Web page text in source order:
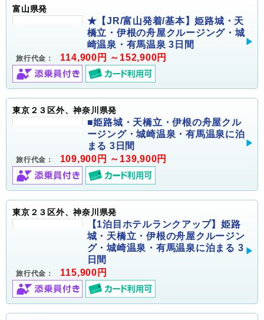
富山県発
★【JR/富山発着/基本】姫路城・天
橋立・伊根の舟屋クルージング・城
崎温泉・有馬温泉 3日間
旅行代金： 114,900円 ～152,900円
東京２３区外、神奈川県発
■姫路城・天橋立・伊根の舟屋クル
ージング・城崎温泉・有馬温泉に泊
まる 3日間
旅行代金： 109,900円 ～139,900円
東京２３区外、神奈川県発
【1泊目ホテルランクアップ】姫路
城・天橋立・伊根の舟屋クルージン
グ・城崎温泉・有馬温泉に泊まる 3
日間
旅行代金： 115,900円